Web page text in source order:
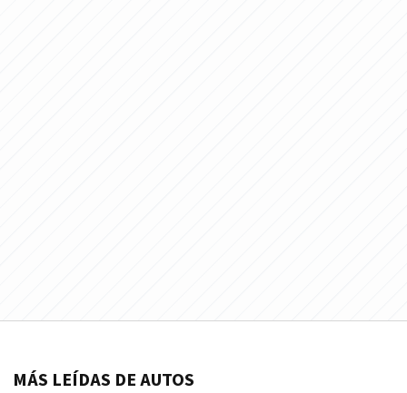
MÁS LEÍDAS DE AUTOS